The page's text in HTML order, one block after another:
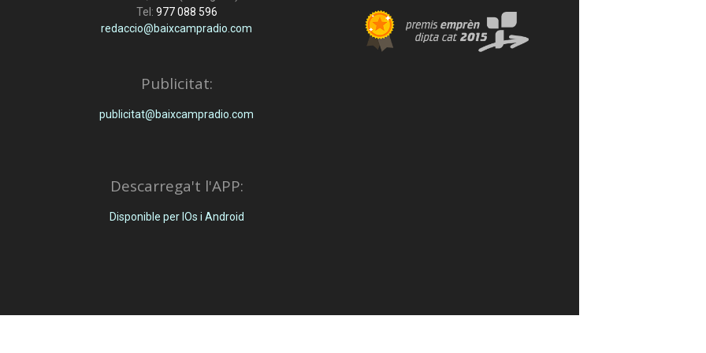
Tel: 977 088 596
redaccio@baixcampradio.com
Publicitat:
publicitat@baixcampradio.com
Descarrega't l'APP:
Disponible per IOs i Android